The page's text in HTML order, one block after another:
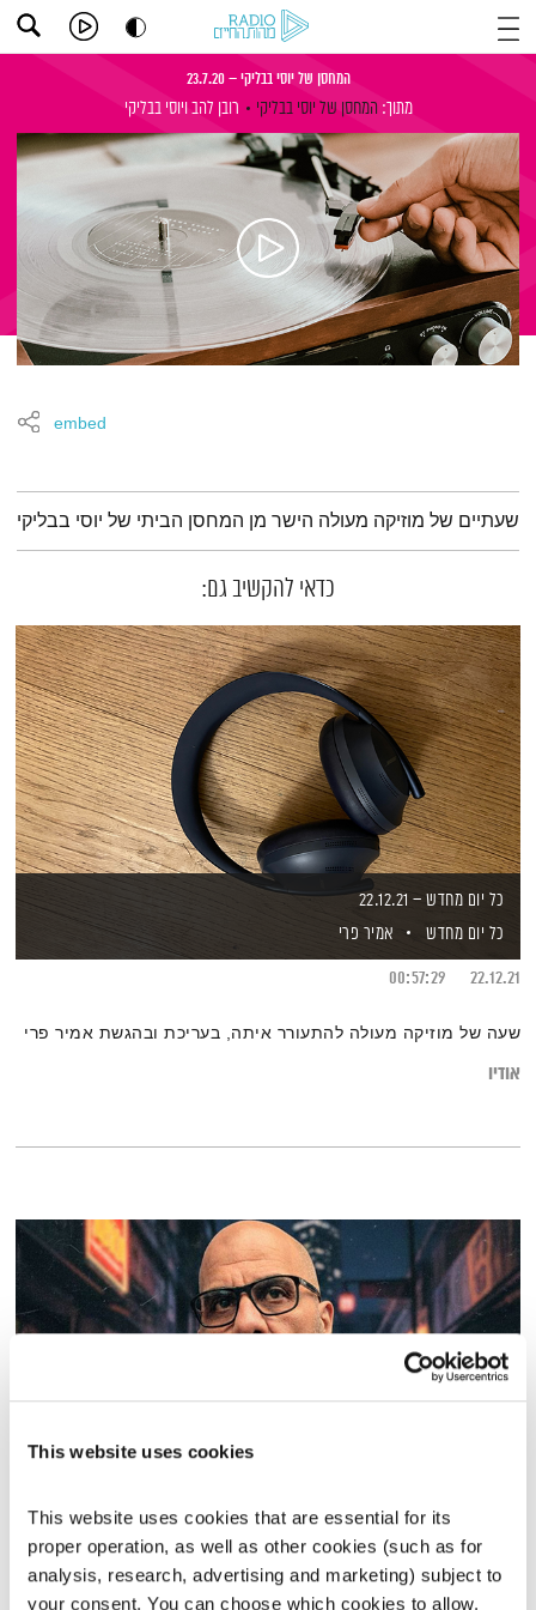
This website uses cookies
This website uses cookies that are essential for its
proper operation, as well as other cookies (such as for
analysis, research, advertising and marketing) subject to
your consent. You can choose which cookies to allow.
המחסן של יוסי בבליקי – 23.7.20
מתוך: המחסן של יוסי בבליקי רובן להב ויוסי בבליקי
embed
תמצית הפודקאסט
שעתיים של מוזיקה מעולה הישר מן המחסן הביתי של יוסי בבליקי
כדאי להקשיב גם:
כל יום מחדש – 22.12.21
כל יום מחדש
אמיר פרי
22.12.21
00:57:29
שעה של מוזיקה מעולה להתעורר איתה, בעריכת ובהגשת אמיר פרי
אודיו
פה זה טוב
לירון תאני
19.10.25
02:29:15